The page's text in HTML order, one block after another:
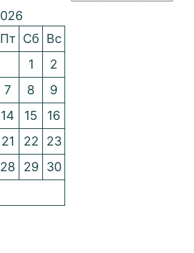
Пт Сб Вс
1
2
7 8
9
14 15
16
21 22
23
28 29
30